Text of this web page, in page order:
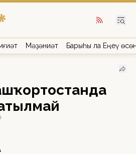
Мәҙәниәт Барыһы ла Еңеү